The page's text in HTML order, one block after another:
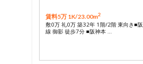
賃料5万 1K/23.00m2
敷0万 礼0万 築32年 1階/2階 東向き■
線 御影 徒歩7分 ■阪神本 …